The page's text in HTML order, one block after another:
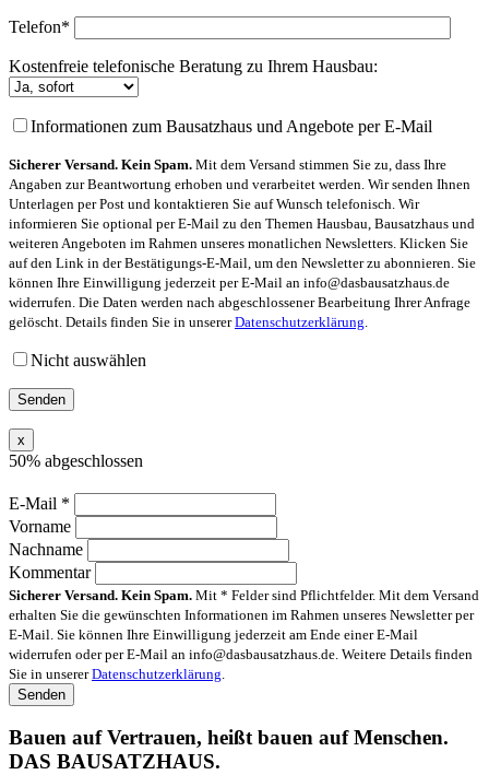
Telefon*
Kostenfreie telefonische Beratung zu Ihrem Hausbau:
Informationen zum Bausatzhaus und Angebote per E-Mail
Sicherer Versand. Kein Spam. Mit dem Versand stimmen Sie zu, dass Ihre
Angaben zur Beantwortung erhoben und verarbeitet werden. Wir senden Ihnen
Unterlagen per Post und kontaktieren Sie auf Wunsch telefonisch. Wir
informieren Sie optional per E-Mail zu den Themen Hausbau, Bausatzhaus und
weiteren Angeboten im Rahmen unseres monatlichen Newsletters. Klicken Sie
auf den Link in der Bestätigungs-E-Mail, um den Newsletter zu abonnieren. Sie
können Ihre Einwilligung jederzeit per E-Mail an info@dasbausatzhaus.de
widerrufen. Die Daten werden nach abgeschlossener Bearbeitung Ihrer Anfrage
gelöscht. Details finden Sie in unsererDatenschutzerklärung
Nicht auswählen
x
50% abgeschlossen
E-Mail *
Vorname
Nachname
Kommentar
Sicherer Versand. Kein Spam. Mit * Felder sind Pflichtfelder. Mit dem Versand
erhalten Sie die gewünschten Informationen im Rahmen unseres Newsletter per
E-Mail. Sie können Ihre Einwilligung jederzeit am Ende einer E-Mail
widerrufen oder per E-Mail an info@dasbausatzhaus.de. Weitere Details finden
Sie in unsererDatenschutzerklärung
Bauen auf Vertrauen, heißt bauen auf Menschen.
DAS BAUSATZHAUS.